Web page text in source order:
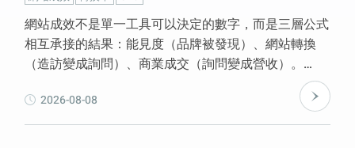
網站成效不是單一工具可以決定的數字，而是三層公式
相互承接的結果：能見度（品牌被發現）、網站轉換
（造訪變成詢問）、商業成交（詢問變成營收）。
SEO、GEO 與網站設計各自作用在不同層次，市場需
求、品牌積累與業務能力則是任何技術工具都無法取代
的外部變數。評估網站成效時，應區分「可驗證的交付
2026-08-08